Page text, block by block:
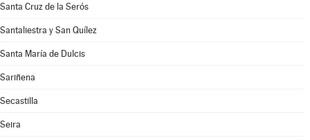
Santa Cruz de la Serós
Santaliestra y San Quílez
Santa María de Dulcis
Sariñena
Secastilla
Seira